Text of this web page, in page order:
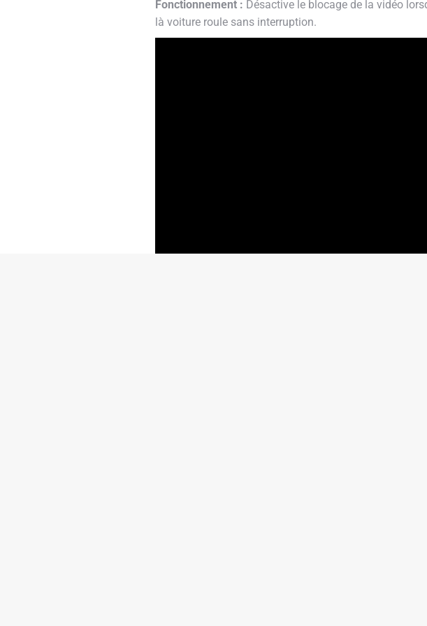
Fonctionnement : Désactive le blocage de la vidéo
là voiture roule sans interruption.